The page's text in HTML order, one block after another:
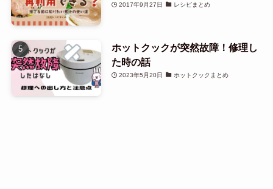
2017年9月27日 レシピまとめ
ホットクックが突然故障！修理し
た時の話
2023年5月20日 ホットクックまとめ